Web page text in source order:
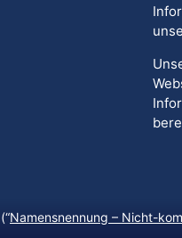
Namensnennung – Nicht-